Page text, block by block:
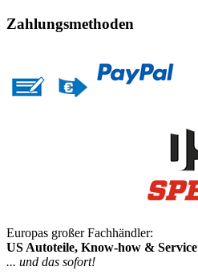
Zahlungsmethoden
Europas großer Fachhändler:
US Autoteile, Know-how & Service
... und das sofort!